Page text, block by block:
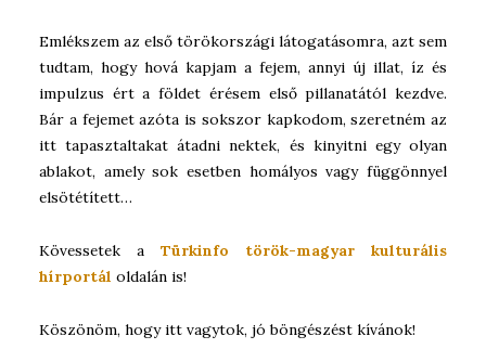
Emlékszem az első törökországi látogatásomra, azt sem
tudtam, hogy hová kapjam a fejem, annyi új illat, íz és
impulzus ért a földet érésem első pillanatától kezdve.
Bár a fejemet azóta is sokszor kapkodom, szeretném az
itt tapasztaltakat átadni nektek, és kinyitni egy olyan
ablakot, amely sok esetben homályos vagy függönnyel
elsötétített…
Kövessetek a Türkinfo török-magyar kulturális
hírportál oldalán is!
Köszönöm, hogy itt vagytok, jó böngészést kívánok!